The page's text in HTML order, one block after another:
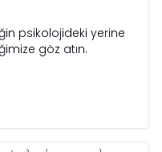
psikolojideki yerine
göz atın.